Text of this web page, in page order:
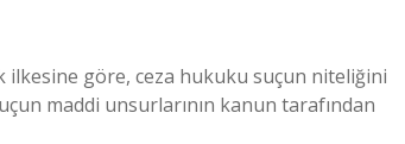
ilkesine göre, ceza hukuku suçun niteliğini
maddi unsurlarının kanun tarafından